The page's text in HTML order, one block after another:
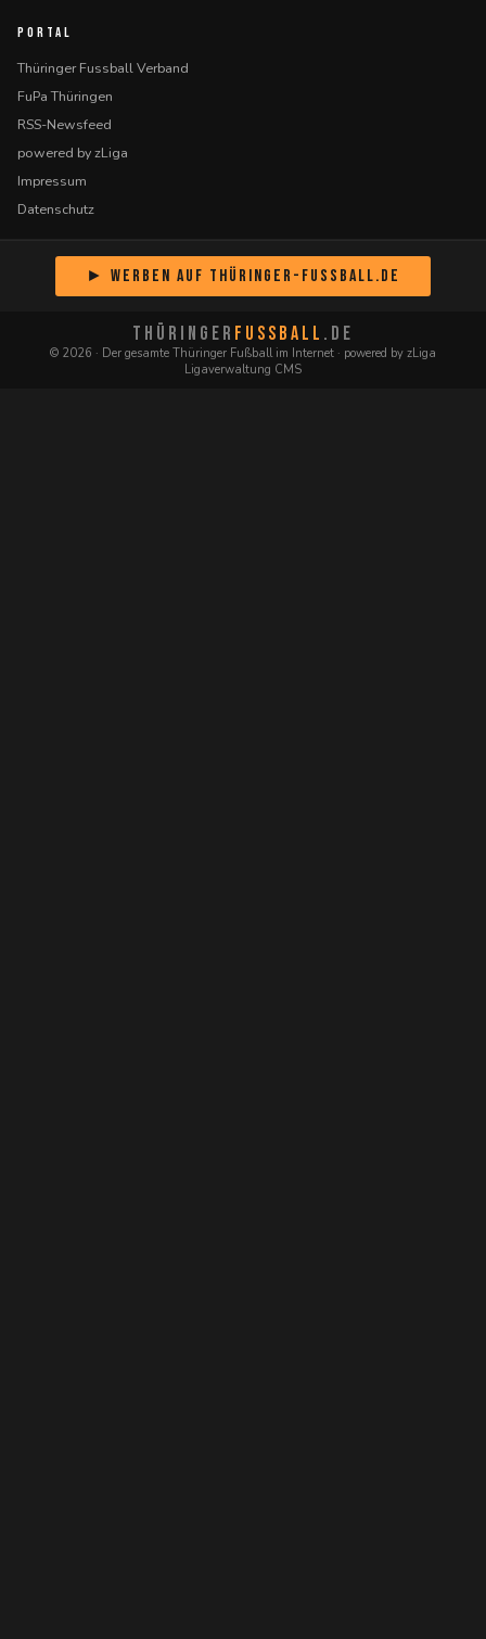
PORTAL
Thüringer Fussball Verband
FuPa Thüringen
RSS-Newsfeed
powered by zLiga
Impressum
Datenschutz
► Werben auf Thüringer-Fussball.de
THÜRINGER FUSSBALL .DE
© 2026 · Der gesamte Thüringer Fußball im Internet · powered by zLiga
Ligaverwaltung CMS